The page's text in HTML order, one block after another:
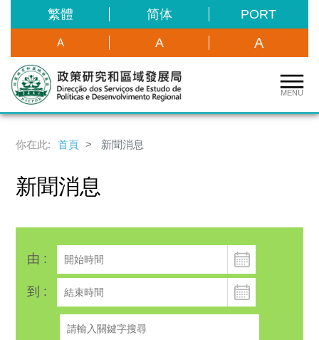
繁體 简体 PORT
A A A
MENU
你在此: 首頁 新聞消息
新聞消息
由 :
到 :